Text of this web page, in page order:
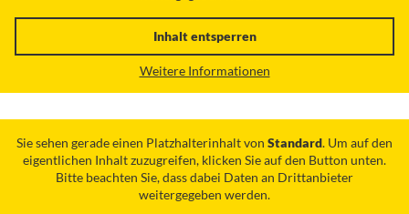
Inhalt entsperren
Weitere Informationen
Sie sehen gerade einen Platzhalterinhalt von Standard. Um auf den
eigentlichen Inhalt zuzugreifen, klicken Sie auf den Button unten.
Bitte beachten Sie, dass dabei Daten an Drittanbieter
weitergegeben werden.